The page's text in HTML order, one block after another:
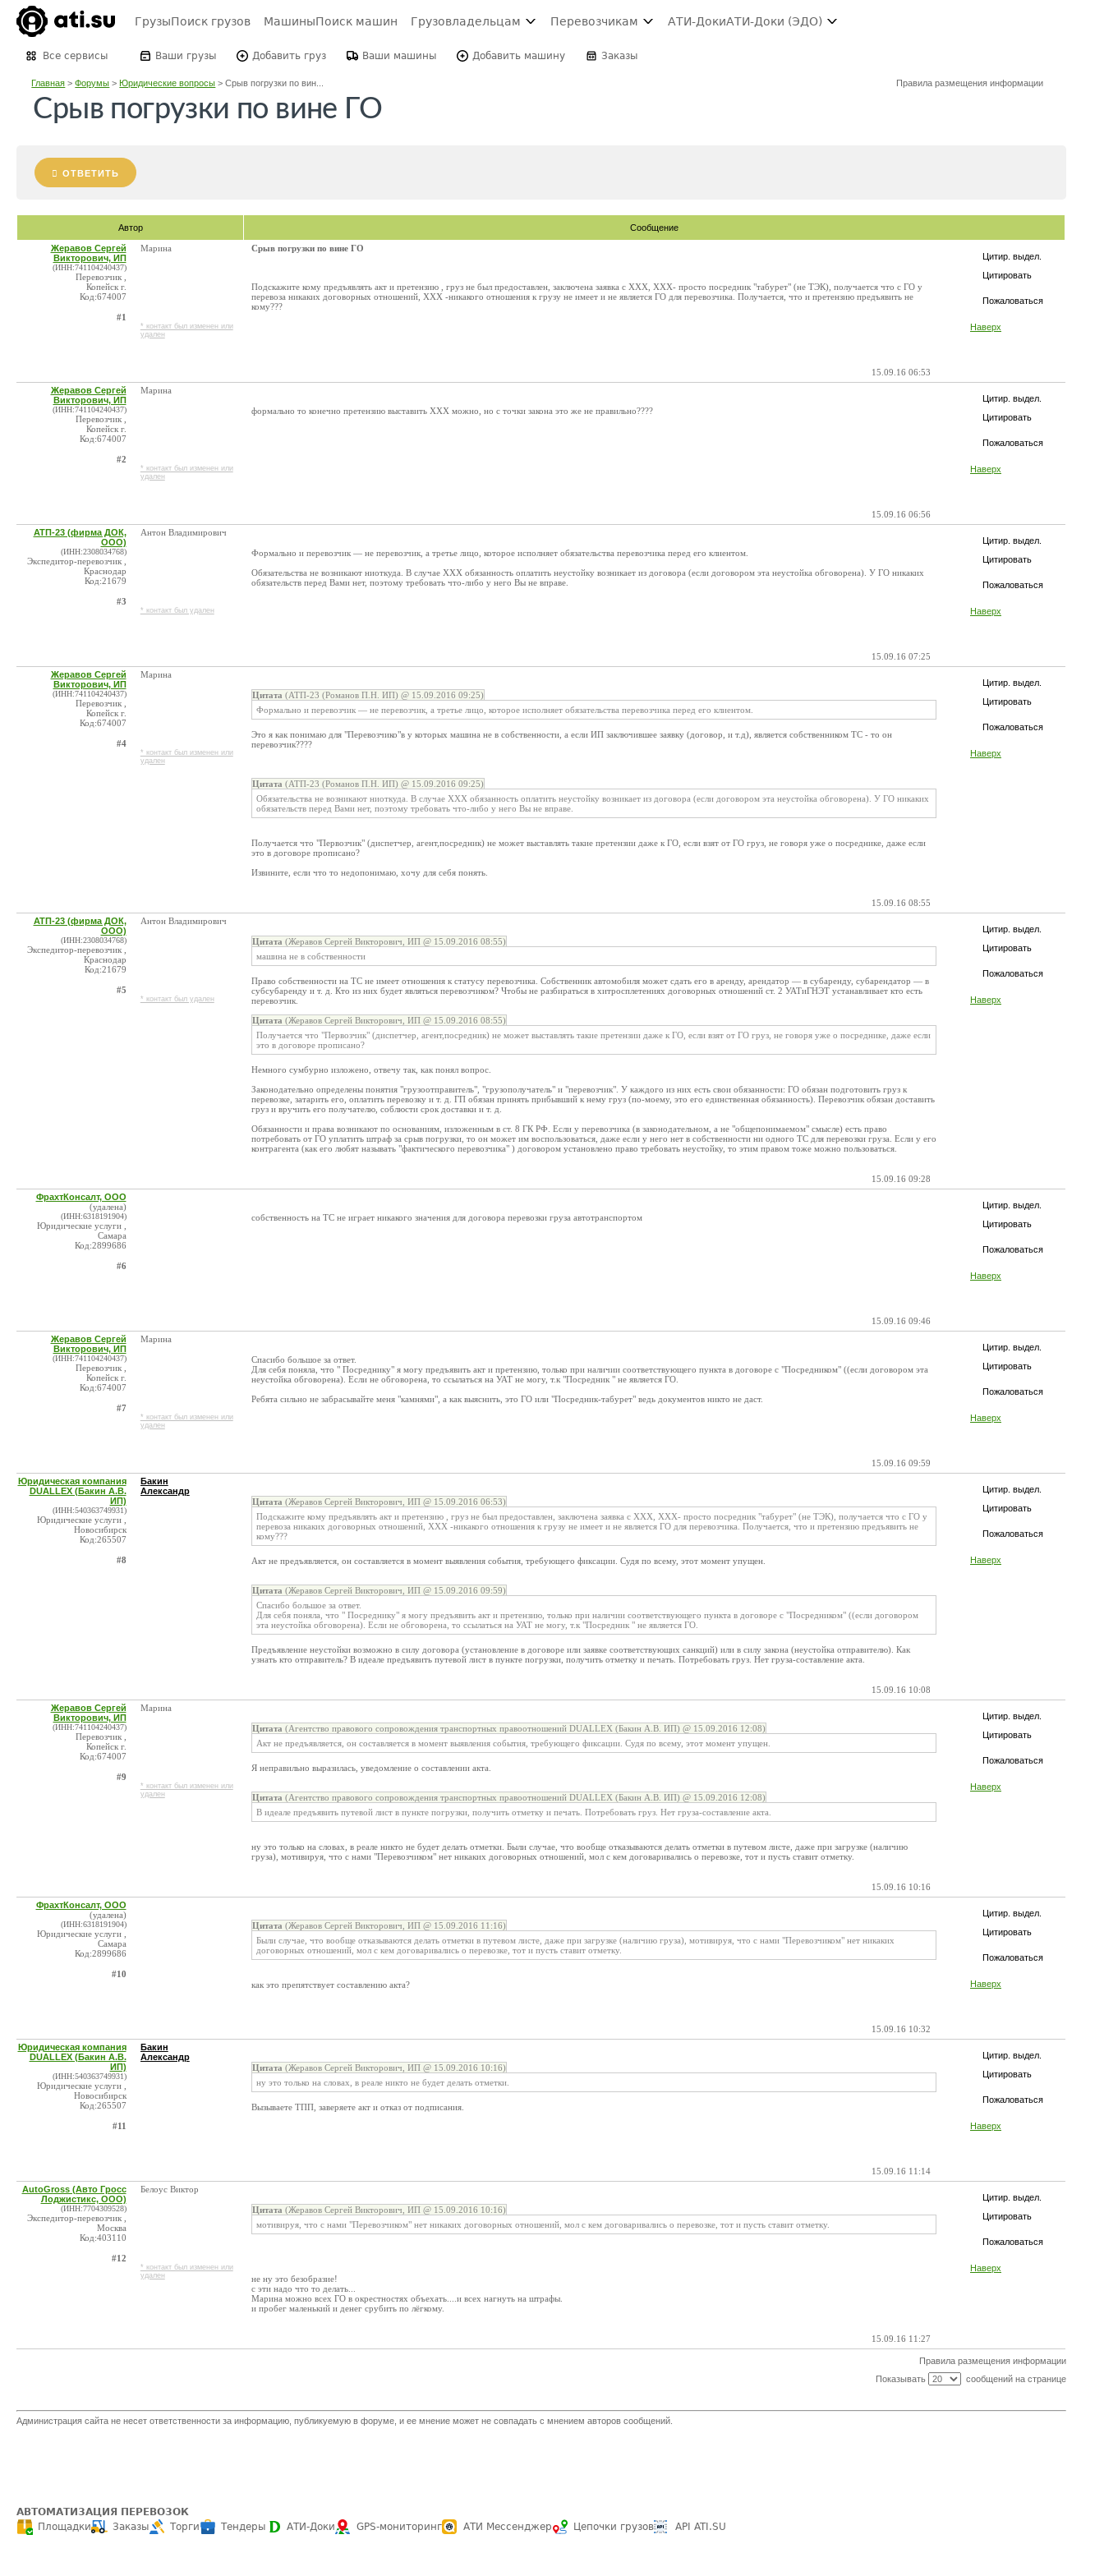
ГрузыПоиск грузов МашиныПоиск машин Грузовладельцам Перевозчикам АТИ-ДокиАТИ-Доки (ЭДО)
Все сервисы Ваши грузы Добавить груз Ваши машины Добавить машину Заказы
Главная >Форумы >Юридические вопросы >Срыв погрузки по вин... Правила размещения информации
Срыв погрузки по вине ГО
ОТВЕТИТЬ
Автор Сообщение
Цитир. выдел.
Цитировать
Пожаловаться
Наверх
Жеравов Сергей
Викторович, ИП
(ИНН:741104240437)
Перевозчик ,
Копейск г.
Код:674007
#1
Марина
* контакт был изменен или
удален
Срыв погрузки по вине ГО
Подскажите кому предъявлять акт и претензию , груз не был предоставлен, заключена заявка с ХХХ, ХХХ- просто посредник "табурет" (не ТЭК), получается что с ГО у
перевоза никаких договорных отношений, ХХХ -никакого отношения к грузу не имеет и не является ГО для перевозчика. Получается, что и претензию предъявить не
кому???
15.09.16 06:53
Цитир. выдел.
Цитировать
Пожаловаться
Наверх
Жеравов Сергей
Викторович, ИП
(ИНН:741104240437)
Перевозчик ,
Копейск г.
Код:674007
#2
Марина
* контакт был изменен или
удален
формально то конечно претензию выставить ХХХ можно, но с точки закона это же не правильно????
15.09.16 06:56
Цитир. выдел.
Цитировать
Пожаловаться
Наверх
АТП-23 (фирма ДОК,
ООО)
(ИНН:2308034768)
Экспедитор-перевозчик ,
Краснодар
Код:21679
#3
Антон Владимирович
* контакт был удален
Формально и перевозчик — не перевозчик, а третье лицо, которое исполняет обязательства перевозчика перед его клиентом.
Обязательства не возникают ниоткуда. В случае XXX обязанность оплатить неустойку возникает из договора (если договором эта неустойка обговорена). У ГО никаких
обязательств перед Вами нет, поэтому требовать что-либо у него Вы не вправе.
15.09.16 07:25
Цитир. выдел.
Цитировать
Пожаловаться
Наверх
Жеравов Сергей
Викторович, ИП
(ИНН:741104240437)
Перевозчик ,
Копейск г.
Код:674007
#4
Марина
* контакт был изменен или
удален
Цитата (АТП-23 (Романов П.Н. ИП) @ 15.09.2016 09:25)
Формально и перевозчик — не перевозчик, а третье лицо, которое исполняет обязательства перевозчика перед его клиентом.
Это я как понимаю для "Перевозчико"в у которых машина не в собственности, а если ИП заключившее заявку (договор, и т.д), является собственником ТС - то он
перевозчик????
Цитата (АТП-23 (Романов П.Н. ИП) @ 15.09.2016 09:25)
Обязательства не возникают ниоткуда. В случае XXX обязанность оплатить неустойку возникает из договора (если договором эта неустойка обговорена). У ГО никаких
обязательств перед Вами нет, поэтому требовать что-либо у него Вы не вправе.
Получается что "Первозчик" (диспетчер, агент,посредник) не может выставлять такие претензии даже к ГО, если взят от ГО груз, не говоря уже о посреднике, даже если
это в договоре прописано?
Извините, если что то недопонимаю, хочу для себя понять.
15.09.16 08:55
Цитир. выдел.
Цитировать
Пожаловаться
Наверх
АТП-23 (фирма ДОК,
ООО)
(ИНН:2308034768)
Экспедитор-перевозчик ,
Краснодар
Код:21679
#5
Антон Владимирович
* контакт был удален
Цитата (Жеравов Сергей Викторович, ИП @ 15.09.2016 08:55)
машина не в собственности
Право собственности на ТС не имеет отношения к статусу перевозчика. Собственник автомобиля может сдать его в аренду, арендатор — в субаренду, субарендатор — в
субсубаренду и т. д. Кто из них будет являться перевозчиком? Чтобы не разбираться в хитросплетениях договорных отношений ст. 2 УАТиГНЭТ устанавливает кто есть
перевозчик.
Цитата (Жеравов Сергей Викторович, ИП @ 15.09.2016 08:55)
Получается что "Первозчик" (диспетчер, агент,посредник) не может выставлять такие претензии даже к ГО, если взят от ГО груз, не говоря уже о посреднике, даже если
это в договоре прописано?
Немного сумбурно изложено, отвечу так, как понял вопрос.
Законодательно определены понятия "грузоотправитель", "грузополучатель" и "перевозчик". У каждого из них есть свои обязанности: ГО обязан подготовить груз к
перевозке, затарить его, оплатить перевозку и т. д. ГП обязан принять прибывший к нему груз (по-моему, это его единственная обязанность). Перевозчик обязан доставить
груз и вручить его получателю, соблюсти срок доставки и т. д.
Обязанности и права возникают по основаниям, изложенным в ст. 8 ГК РФ. Если у перевозчика (в законодательном, а не "общепонимаемом" смысле) есть право
потребовать от ГО уплатить штраф за срыв погрузки, то он может им воспользоваться, даже если у него нет в собственности ни одного ТС для перевозки груза. Если у его
контрагента (как его любят называть "фактического перевозчика" ) договором установлено право требовать неустойку, то этим правом тоже можно пользоваться.
15.09.16 09:28
Цитир. выдел.
Цитировать
Пожаловаться
Наверх
ФрахтКонсалт, ООО
(удалена)
(ИНН:6318191904)
Юридические услуги ,
Самара
Код:2899686
#6
собственность на ТС не играет никакого значения для договора перевозки груза автотранспортом
15.09.16 09:46
Цитир. выдел.
Цитировать
Пожаловаться
Наверх
Жеравов Сергей
Викторович, ИП
(ИНН:741104240437)
Перевозчик ,
Копейск г.
Код:674007
#7
Марина
* контакт был изменен или
удален
Спасибо большое за ответ.
Для себя поняла, что " Посреднику" я могу предъявить акт и претензию, только при наличии соответствующего пункта в договоре с "Посредником" ((если договором эта
неустойка обговорена). Если не обговорена, то ссылаться на УАТ не могу, т.к "Посредник " не является ГО.
Ребята сильно не забрасывайте меня "камнями", а как выяснить, это ГО или "Посредник-табурет" ведь документов никто не даст.
15.09.16 09:59
Цитир. выдел.
Цитировать
Пожаловаться
Наверх
Юридическая компания
DUALLEX (Бакин А.В.
ИП)
(ИНН:540363749931)
Юридические услуги ,
Новосибирск
Код:265507
#8
Бакин
Александр
Цитата (Жеравов Сергей Викторович, ИП @ 15.09.2016 06:53)
Подскажите кому предъявлять акт и претензию , груз не был предоставлен, заключена заявка с ХХХ, ХХХ- просто посредник "табурет" (не ТЭК), получается что с ГО у
перевоза никаких договорных отношений, ХХХ -никакого отношения к грузу не имеет и не является ГО для перевозчика. Получается, что и претензию предъявить не
кому???
Акт не предъявляется, он составляется в момент выявления события, требующего фиксации. Судя по всему, этот момент упущен.
Цитата (Жеравов Сергей Викторович, ИП @ 15.09.2016 09:59)
Спасибо большое за ответ.
Для себя поняла, что " Посреднику" я могу предъявить акт и претензию, только при наличии соответствующего пункта в договоре с "Посредником" ((если договором
эта неустойка обговорена). Если не обговорена, то ссылаться на УАТ не могу, т.к "Посредник " не является ГО.
Предъявление неустойки возможно в силу договора (установление в договоре или заявке соответствующих санкций) или в силу закона (неустойка отправителю). Как
узнать кто отправитель? В идеале предъявить путевой лист в пункте погрузки, получить отметку и печать. Потребовать груз. Нет груза-составление акта.
15.09.16 10:08
Цитир. выдел.
Цитировать
Пожаловаться
Наверх
Жеравов Сергей
Викторович, ИП
(ИНН:741104240437)
Перевозчик ,
Копейск г.
Код:674007
#9
Марина
* контакт был изменен или
удален
Цитата (Агентство правового сопровождения транспортных правоотношений DUALLEX (Бакин А.В. ИП) @ 15.09.2016 12:08)
Акт не предъявляется, он составляется в момент выявления события, требующего фиксации. Судя по всему, этот момент упущен.
Я неправильно выразилась, уведомление о составлении акта.
Цитата (Агентство правового сопровождения транспортных правоотношений DUALLEX (Бакин А.В. ИП) @ 15.09.2016 12:08)
В идеале предъявить путевой лист в пункте погрузки, получить отметку и печать. Потребовать груз. Нет груза-составление акта.
ну это только на словах, в реале никто не будет делать отметки. Были случае, что вообще отказываются делать отметки в путевом листе, даже при загрузке (наличию
груза), мотивируя, что с нами "Перевозчиком" нет никаких договорных отношений, мол с кем договаривались о перевозке, тот и пусть ставит отметку.
15.09.16 10:16
Цитир. выдел.
Цитировать
Пожаловаться
Наверх
ФрахтКонсалт, ООО
(удалена)
(ИНН:6318191904)
Юридические услуги ,
Самара
Код:2899686
#10
Цитата (Жеравов Сергей Викторович, ИП @ 15.09.2016 11:16)
Были случае, что вообще отказываются делать отметки в путевом листе, даже при загрузке (наличию груза), мотивируя, что с нами "Перевозчиком" нет никаких
договорных отношений, мол с кем договаривались о перевозке, тот и пусть ставит отметку.
как это препятствует составлению акта?
15.09.16 10:32
Цитир. выдел.
Цитировать
Пожаловаться
Наверх
Юридическая компания
DUALLEX (Бакин А.В.
ИП)
(ИНН:540363749931)
Юридические услуги ,
Новосибирск
Код:265507
#11
Бакин
Александр
Цитата (Жеравов Сергей Викторович, ИП @ 15.09.2016 10:16)
ну это только на словах, в реале никто не будет делать отметки.
Вызываете ТПП, заверяете акт и отказ от подписания.
15.09.16 11:14
Цитир. выдел.
Цитировать
Пожаловаться
Наверх
AutoGross (Авто Гросс
Лоджистикс, ООО)
(ИНН:7704309528)
Экспедитор-перевозчик ,
Москва
Код:403110
#12
Белоус Виктор
* контакт был изменен или
удален
Цитата (Жеравов Сергей Викторович, ИП @ 15.09.2016 10:16)
мотивируя, что с нами "Перевозчиком" нет никаких договорных отношений, мол с кем договаривались о перевозке, тот и пусть ставит отметку.
не ну это безобразие!
с эти надо что то делать...
Марина можно всех ГО в окрестностях объехать....и всех нагнуть на штрафы.
и пробег маленький и денег срубить по лёгкому.
15.09.16 11:27
Правила размещения информации
Показывать
сообщений на странице
Администрация сайта не несет ответственности за информацию, публикуемую в форуме, и ее мнение может не совпадать с мнением авторов сообщений.
АВТОМАТИЗАЦИЯ ПЕРЕВОЗОК
Площадки
Заказы Торги Тендеры АТИ-Доки GPS-мониторинг АТИ Мессенджер Цепочки грузов API ATI.SU